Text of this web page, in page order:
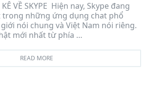
VỀ SKYPE Hiện nay, Skype đang
những ứng dụng chat phổ
nói chung và Việt Nam nói riêng.
mới nhất từ phía …
READ MORE